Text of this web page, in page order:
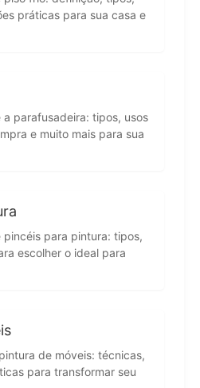
práticas para sua casa e
parafusadeira: tipos, usos
e muito mais para sua
para pintura: tipos,
escolher o ideal para
de móveis: técnicas,
para transformar seu